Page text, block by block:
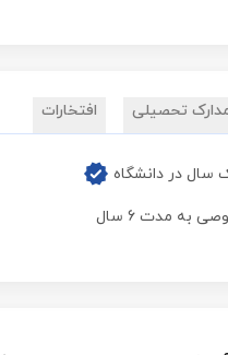
تحصیلی افتخارات
در دانشگاه
به مدت 6 سال